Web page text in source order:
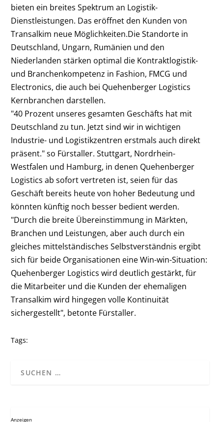
bieten ein breites Spektrum an Logistik-
Dienstleistungen. Das eröffnet den Kunden von
Transalkim neue Möglichkeiten.Die Standorte in
Deutschland, Ungarn, Rumänien und den
Niederlanden stärken optimal die Kontraktlogistik-
und Branchenkompetenz in Fashion, FMCG und
Electronics, die auch bei Quehenberger Logistics
Kernbranchen darstellen.
"40 Prozent unseres gesamten Geschäfts hat mit
Deutschland zu tun. Jetzt sind wir in wichtigen
Industrie- und Logistikzentren erstmals auch direkt
präsent." so Fürstaller. Stuttgart, Nordrhein-
Westfalen und Hamburg, in denen Quehenberger
Logistics ab sofort vertreten ist, seien für das
Geschäft bereits heute von hoher Bedeutung und
könnten künftig noch besser bedient werden.
"Durch die breite Übereinstimmung in Märkten,
Branchen und Leistungen, aber auch durch ein
gleiches mittelständisches Selbstverständnis ergibt
sich für beide Organisationen eine Win-win-Situation:
Quehenberger Logistics wird deutlich gestärkt, für
die Mitarbeiter und die Kunden der ehemaligen
Transalkim wird hingegen volle Kontinuität
sichergestellt", betonte Fürstaller.
Tags:
Anzeigen